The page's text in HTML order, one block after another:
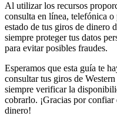
Al utilizar los recursos
consulta en línea, telefónica o
estado de tus giros de dinero
siempre proteger tus datos
para evitar posibles fraudes.
Esperamos que esta guía te
consultar tus giros de
siempre verificar la
cobrarlo. ¡Gracias por
dinero!